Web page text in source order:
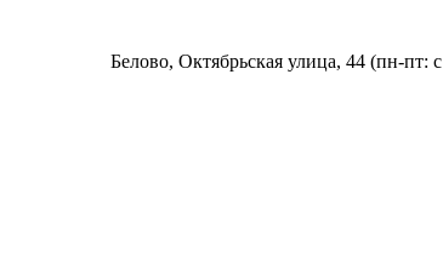
Белово, Октябрьская улица, 44 (пн-пт: с